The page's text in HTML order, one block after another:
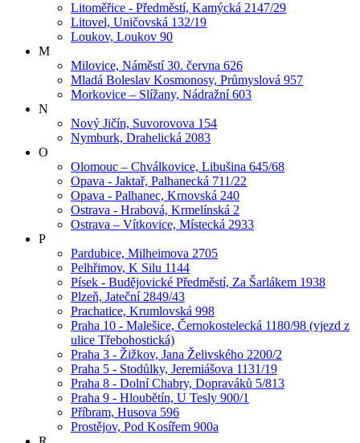
Litoměřice - Předměstí, Kamýcká 2147/29
Litovel, Uničovská 132/19
Loukov, Loukov 90
M
Milovice, Náměstí 30. června 626
Mladá Boleslav Kosmonosy, Průmyslová 957
Morkovice – Slížany, Nádražní 603
N
Nový Jičín, Suvorovova 154
Nymburk, Drahelická 2083
O
Olomouc – Chválkovice, Libušina 645/68
Opava - Jaktař, Palhanecká 711/22
Opava - Palhanec, Krnovská 240
Ostrava - Hrabová, Krmelínská 2
Ostrava – Vítkovice, Místecká 2933
P
Pardubice, Milheimova 2705
Pelhřimov, K Silu 1144
Písek - Budějovické Předměstí, Za Šarlákem 1938
Plzeň, Jateční 2849/43
Prachatice, Krumlovská 998
Praha 10 - Malešice, Černokostelecká 1180/98 (vjezd z
ulice Třebohostická)
Praha 3 - Žižkov, Jana Želivského 2200/2
Praha 5 - Stodůlky, Jeremiášova 1131/19
Praha 8 - Dolní Chabry, Dopraváků 5/813
Praha 9 - Hloubětín, U Tesly 900/1
Příbram, Husova 596
Prostějov, Pod Kosířem 900a